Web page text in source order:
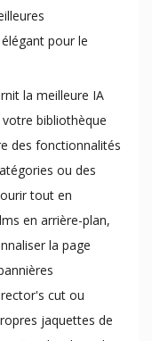
pour le
la meilleure IA
bibliothèque
des fonctionnalités
ou des
tout en
en arrière-plan,
la page
cut ou
jaquettes de